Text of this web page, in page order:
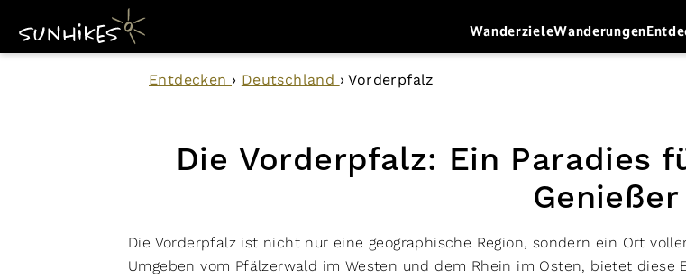
WanderzieleWanderungen
Entdecken › Deutschland › Vorderpfalz
Die Vorderpfalz: Ein Paradies
Genießer
Die Vorderpfalz ist nicht nur eine geographische Region, sondern ein Ort
Umgeben vom Pfälzerwald im Westen und dem Rhein im Osten, bietet